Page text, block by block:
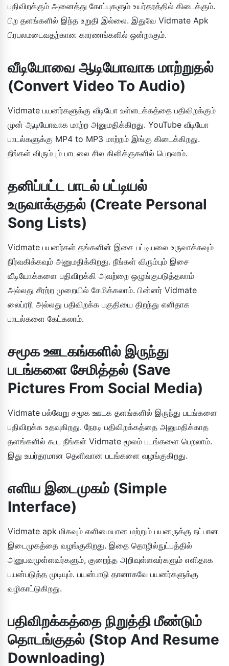
பதிவிறக்கும் அனைத்து கோப்புகளும் உயர்தரத்தில் கிடைக்கும்.
பிற தளங்களில் இந்த உறுதி இல்லை. இதுவே Vidmate Apk
பிரபலமடைவதற்கான காரணங்களில் ஒன்றாகும்.
வீடியோவை ஆடியோவாக மாற்றுதல்
(Convert Video To Audio)
Vidmate பயனர்களுக்கு வீடியோ உள்ளடக்கத்தை பதிவிறக்கும்
முன் ஆடியோவாக மாற்ற அனுமதிக்கிறது. YouTube வீடியோ
பாடல்களுக்கு MP4 to MP3 மாற்றம் இங்கு கிடைக்கிறது.
நீங்கள் விரும்பும் பாடலை சில கிளிக்குகளில் பெறலாம்.
தனிப்பட்ட பாடல் பட்டியல்
உருவாக்குதல் (Create Personal
Song Lists)
Vidmate பயனர்கள் தங்களின் இசை பட்டியலை உருவாக்கவும்
நிர்வகிக்கவும் அனுமதிக்கிறது. நீங்கள் விரும்பும் இசை
வீடியோக்களை பதிவிறக்கி அவற்றை ஒழுங்குபடுத்தலாம்
அல்லது சீரற்ற முறையில் சேமிக்கலாம். பின்னர் Vidmate
லைப்ரரி அல்லது பதிவிறக்க பகுதியை திறந்து எளிதாக
பாடல்களை கேட்கலாம்.
சமூக ஊடகங்களில் இருந்து
படங்களை சேமித்தல் (Save
Pictures From Social Media)
Vidmate பல்வேறு சமூக ஊடக தளங்களில் இருந்து படங்களை
பதிவிறக்க உதவுகிறது. நேரடி பதிவிறக்கத்தை அனுமதிக்காத
தளங்களில் கூட நீங்கள் Vidmate மூலம் படங்களை பெறலாம்.
இது உயர்தரமான தெளிவான படங்களை வழங்குகிறது.
எளிய இடைமுகம் (Simple
Interface)
Vidmate apk மிகவும் எளிமையான மற்றும் பயனருக்கு நட்பான
இடைமுகத்தை வழங்குகிறது. இதை தொழில்நுட்பத்தில்
அனுபவமுள்ளவர்களும், குறைந்த அறிவுள்ளவர்களும் எளிதாக
பயன்படுத்த முடியும். பயன்பாடு தானாகவே பயனர்களுக்கு
வழிகாட்டுகிறது.
பதிவிறக்கத்தை நிறுத்தி மீண்டும்
தொடங்குதல் (Stop And Resume
Downloading)